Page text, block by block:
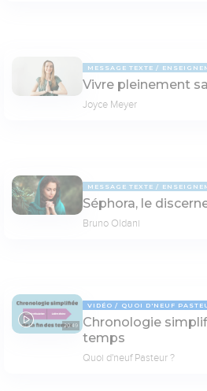
MESSAGE TEXTE
Vivre pleinement
Joyce Meyer
MESSAGE TEXTE
Séphora, le
Bruno Oldani
20:49
VIDÉO QUOI D'NEUF
Chronologie
temps
Quoi d'neuf Pasteur ?